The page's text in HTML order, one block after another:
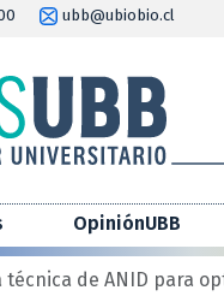
ubb@ubiobio.cl
OpiniónUBB
técnica de ANID para